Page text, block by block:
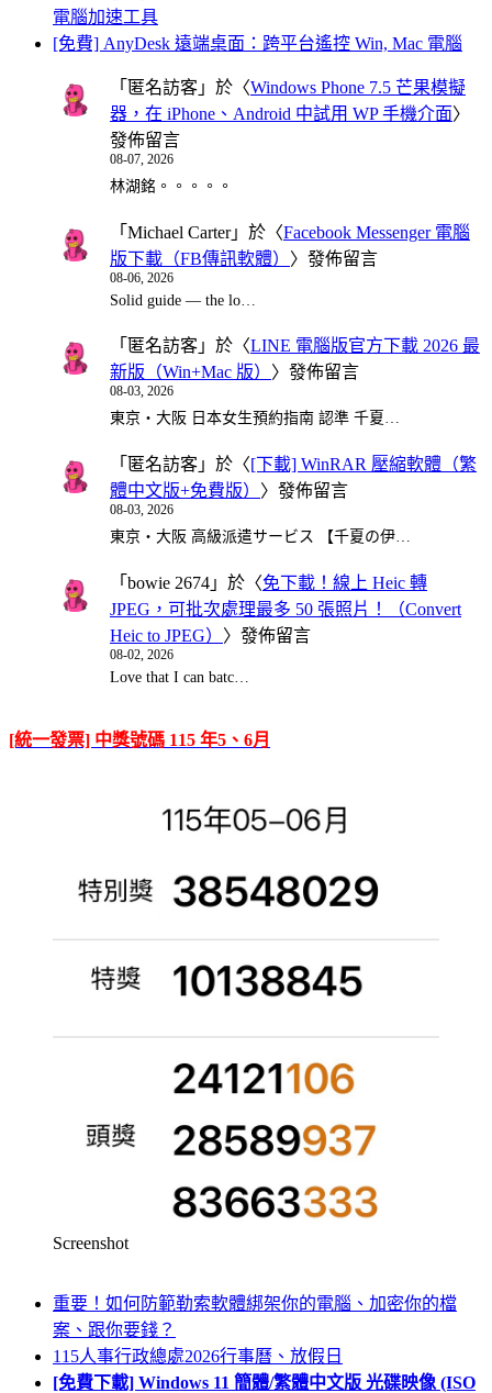
電腦加速工具
[免費] AnyDesk 遠端桌面：跨平台遙控 Win, Mac 電腦
「 匿名訪客 」於〈Windows Phone 7.5 芒果模擬
器，在 iPhone、Android 中試用 WP 手機介面〉
發佈留言
08-07, 2026
林湖銘。。。。。
「 Michael Carter」於〈Facebook Messenger 電腦
版下載（FB傳訊軟體） 〉發佈留言
08-06, 2026
Solid guide — the lo…
「 匿名訪客 」於〈LINE 電腦版官方下載 2026 最
新版（Win+Mac 版） 〉發佈留言
08-03, 2026
東京・大阪 日本女生預約指南 認準 千夏…
「 匿名訪客 」於〈[下載] WinRAR 壓縮軟體（繁
體中文版+免費版） 〉發佈留言
08-03, 2026
東京・大阪 高級派遣サービス 【千夏の伊…
「 bowie 2674 」於〈免下載！線上 Heic 轉
JPEG，可批次處理最多 50 張照片！（Convert
Heic to JPEG） 〉發佈留言
08-02, 2026
Love that I can batc…
[統一發票] 中獎號碼 115 年5、6月
Screenshot
重要！如何防範勒索軟體綁架你的電腦、加密你的檔
案、跟你要錢？
115人事行政總處2026行事曆、放假日
[免費下載] Windows 11 簡體/繁體中文版 光碟映像 (ISO